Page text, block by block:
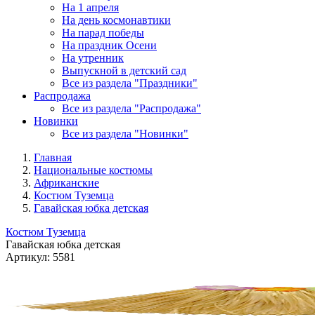
На 1 апреля
На день космонавтики
На парад победы
На праздник Осени
На утренник
Выпускной в детский сад
Все из раздела "Праздники"
Распродажа
Все из раздела "Распродажа"
Новинки
Все из раздела "Новинки"
Главная
Национальные костюмы
Африканские
Костюм Туземца
Гавайская юбка детская
Костюм Туземца
Гавайская юбка детская
Артикул: 5581